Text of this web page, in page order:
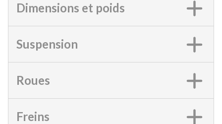
Dimensions et poids
Suspension
Roues
Freins